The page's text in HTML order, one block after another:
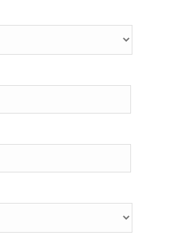
没帐号？注册一个